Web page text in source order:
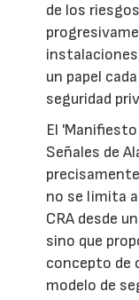
de los
un papel
seguridad
El
Señales de
no se limita
CRA desde
sino que
concepto de
modelo de